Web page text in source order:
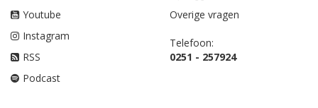
Youtube
Instagram
RSS
Podcast
Overige vragen
Telefoon:
0251 - 257924